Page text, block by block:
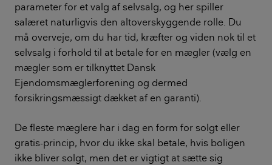
parameter for et valg af selvsalg, og her spiller
salæret naturligvis den altoverskyggende rolle. Du
må overveje, om du har tid, kræfter og viden nok til et
selvsalg i forhold til at betale for en mægler (vælg en
mægler som er tilknyttet Dansk
Ejendomsmæglerforening og dermed
forsikringsmæssigt dækket af en garanti).
De fleste mæglere har i dag en form for solgt eller
gratis-princip, hvor du ikke skal betale, hvis boligen
ikke bliver solgt, men det er vigtigt at sætte sig